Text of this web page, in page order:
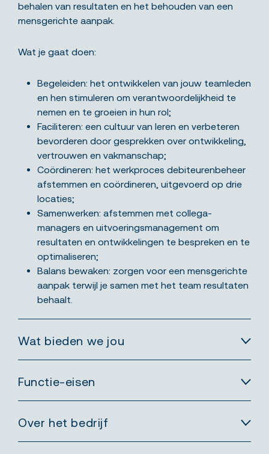
behalen van resultaten en het behouden van een
mensgerichte aanpak.
Wat je gaat doen:
Begeleiden: het ontwikkelen van jouw teamleden
en hen stimuleren om verantwoordelijkheid te
nemen en te groeien in hun rol;
Faciliteren: een cultuur van leren en verbeteren
bevorderen door gesprekken over ontwikkeling,
vertrouwen en vakmanschap;
Coördineren: het werkproces debiteurenbeheer
afstemmen en coördineren, uitgevoerd op drie
locaties;
Samenwerken: afstemmen met collega-
managers en uitvoeringsmanagement om
resultaten en ontwikkelingen te bespreken en te
optimaliseren;
Balans bewaken: zorgen voor een mensgerichte
aanpak terwijl je samen met het team resultaten
behaalt.
Wat bieden we jou
Functie-eisen
Over het bedrijf